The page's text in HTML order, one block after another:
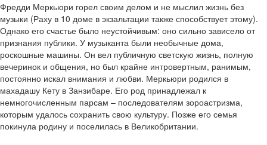
Фредди Меркьюри горел своим делом и не мыслил жизнь без
музыки (Раху в 10 доме в экзальтации также способствует этому).
Однако его счастье было неустойчивым: оно сильно зависело от
признания публики. У музыканта были необычные дома,
роскошные машины. Он вел публичную светскую жизнь, полную
вечеринок и общения, но был крайне интровертным, ранимым,
постоянно искал внимания и любви. Меркьюри родился в
махадашу Кету в Занзибаре. Его род принадлежал к
немногочисленным парсам – последователям зороастризма,
которым удалось сохранить свою культуру. Позже его семья
покинула родину и поселилась в Великобритании.